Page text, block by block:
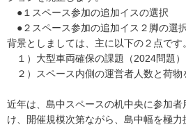
●１スペース参加の追加イスの選択
●２スペース参加の追加イス２脚の選
背景としましては、主に以下の２点です。
１）大型車両確保の課題（2024問題
２）スペース内側の運営者人数と荷物
近年は、島中スペースの机中央に参加
け、開催規模次第ながら、島中幅を極